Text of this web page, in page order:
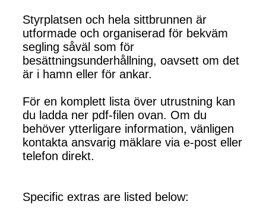
Styrplatsen och hela sittbrunnen är
utformade och organiserad för bekväm
segling såväl som för
besättningsunderhållning, oavsett om det
är i hamn eller för ankar.
För en komplett lista över utrustning kan
du ladda ner pdf-filen ovan. Om du
behöver ytterligare information, vänligen
kontakta ansvarig mäklare via e-post eller
telefon direkt.
Specific extras are listed below: